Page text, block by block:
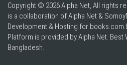
Copyright © 2026 Alpha Net, All rights
is a collaboration of Alpha Net &
Development & Hosting for
Platform is provided by Alpha Net. Best
Bangladesh.